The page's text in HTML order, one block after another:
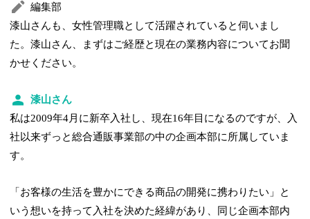
編集部
漆山さんも、女性管理職として活躍されていると伺いまし
た。漆山さん、まずはご経歴と現在の業務内容についてお聞
かせください。
漆山さん
私は2009年4月に新卒入社し、現在16年目になるのですが、入
社以来ずっと総合通販事業部の中の企画本部に所属していま
す。
「お客様の生活を豊かにできる商品の開発に携わりたい」と
いう想いを持って入社を決めた経緯があり、同じ企画本部内